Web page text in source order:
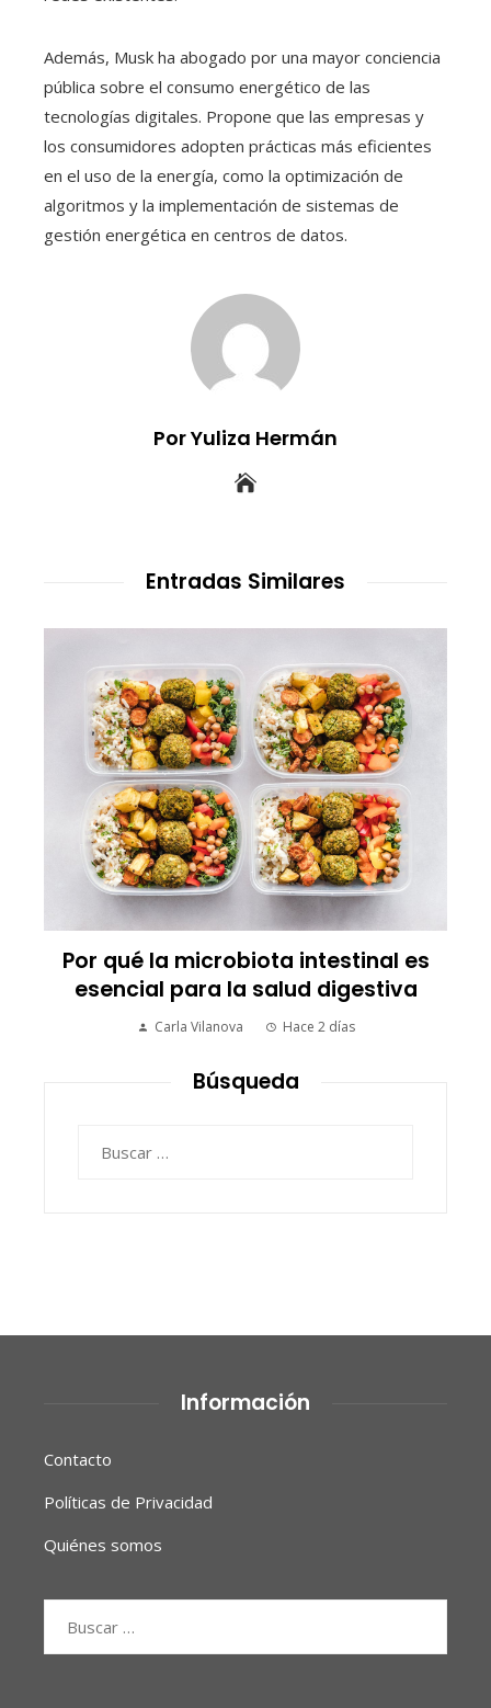
Además, Musk ha abogado por una mayor conciencia
pública sobre el consumo energético de las
tecnologías digitales. Propone que las empresas y
los consumidores adopten prácticas más eficientes
en el uso de la energía, como la optimización de
algoritmos y la implementación de sistemas de
gestión energética en centros de datos.
Por Yuliza Hermán
Entradas Similares
Por qué la microbiota intestinal es
esencial para la salud digestiva
Carla Vilanova Hace 2 días
Búsqueda
Información
Contacto
Políticas de Privacidad
Quiénes somos